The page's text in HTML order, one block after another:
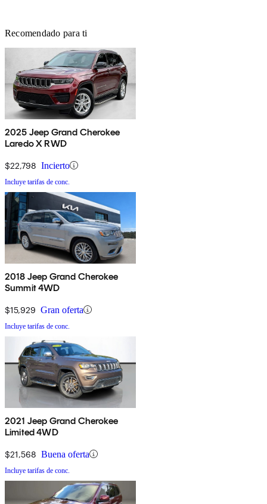
Recomendado para ti
2025 Jeep Grand Cherokee
Laredo X RWD
$22,798 Incierto
Incluye tarifas de conc.
2018 Jeep Grand Cherokee
Summit 4WD
$15,929 Gran oferta
Incluye tarifas de conc.
2021 Jeep Grand Cherokee
Limited 4WD
$21,568 Buena oferta
Incluye tarifas de conc.